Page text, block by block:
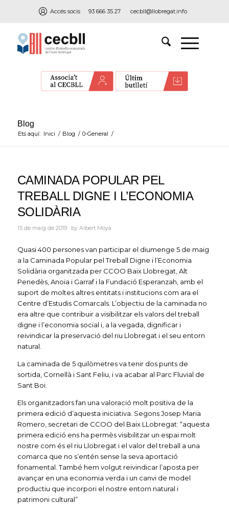
Accés socis 93 666 35 27 cecbll@llobregat.info
Blog
Ets aquí: Inici / Blog / 0-General /
CAMINADA POPULAR PEL
TREBALL DIGNE I L’ECONOMIA
SOLIDÀRIA
15 de maig de 2019 by Albert Moya
Quasi 400 persones van participar el diumenge 5 de maig
a la Caminada Popular pel Treball Digne i l’Economia
Solidària organitzada per CCOO Baix Llobregat, Alt
Penedès, Anoia i Garraf i la Fundació Esperanzah, amb el
suport de moltes altres entitats i institucions com ara el
Centre d’Estudis Comarcals. L’objectiu de la caminada no
era altre que contribuir a visibilitzar els valors del treball
digne i l’economia social i, a la vegada, dignificar i
reivindicar la preservació del riu Llobregat i el seu entorn
natural.
La caminada de 5 quilòmetres va tenir dos punts de
sortida, Cornellà i Sant Feliu, i va acabar al Parc Fluvial de
Sant Boi.
Els organitzadors fan una valoració molt positiva de la
primera edició d’aquesta iniciativa. Segons Josep Maria
Romero, secretari de CCOO del Baix LLobregat: “aquesta
primera edició ens ha permès visibilitzar un espai molt
nostre com és el riu Llobregat i el valor del treball a una
comarca que no s’entén sense la seva aportació
fonamental. També hem volgut reivindicar l’aposta per
avançar en una economia verda i un canvi de model
productiu que incorpori el nostre entorn natural i
patrimoni cultural”